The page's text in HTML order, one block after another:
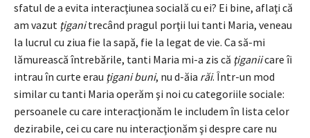
sfatul de a evita interacţiunea socială cu ei? Ei bine, aflaţi că
am vazut ţiganitrecând pragul porţii lui tanti Maria, veneau
la lucrul cu ziua fie la sapă, fie la legat de vie. Ca să-mi
lămurească întrebările, tanti Maria mi-a zis că ţiganiicare îi
intrau în curte erau ţigani buni, nu d-ăia răi. Într-un mod
similar cu tanti Maria operăm şi noi cu categoriile sociale:
persoanele cu care interacţionăm le includem în lista celor
dezirabile, cei cu care nu interacţionăm şi despre care nu